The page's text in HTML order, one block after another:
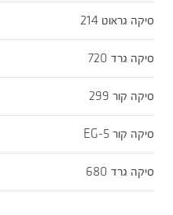
סיקה גראוט 214
סיקה גרד 720
סיקה קור 299
סיקה קור EG-5
סיקה גרד 680